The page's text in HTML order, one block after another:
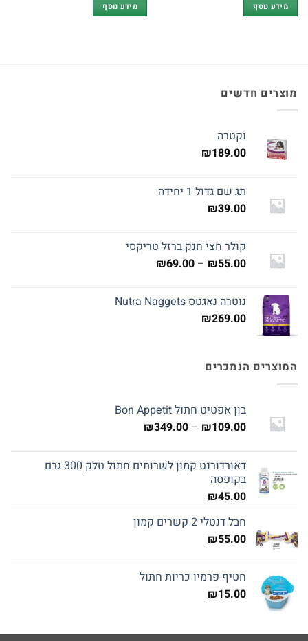
מידע נוסף מידע נוסף
מוצרים חדשים
וקטרה
₪189.00
תג שם גדול 1 יחידה
₪39.00
קולר חצי חנק ברזל טריקסי
₪55.00
–
₪69.00
עד
נוטרה נאגטס Nutra Naggets
₪269.00
המוצרים הנמכרים
בון אפטיט חתול Bon Appetit
₪109.00
–
₪349.00
עד
דאורדורנט קמון לשרותים חתול טלק 300 גרם
בקופסה
₪45.00
חבל דנטלי 2 קשרים קמון
₪55.00
חטיף פרמיו כריות חתול
₪15.00